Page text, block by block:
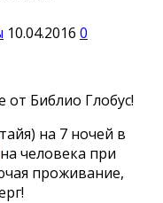
10.04.2016 0
Библио Глобус!
на 7 ночей в
на человека при
проживание,